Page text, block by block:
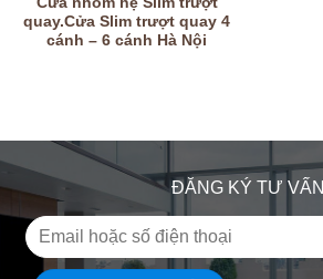
quay.Cửa Slim trượt quay 4
cánh – 6 cánh Hà Nội
ĐĂNG KÝ TƯ VẤN